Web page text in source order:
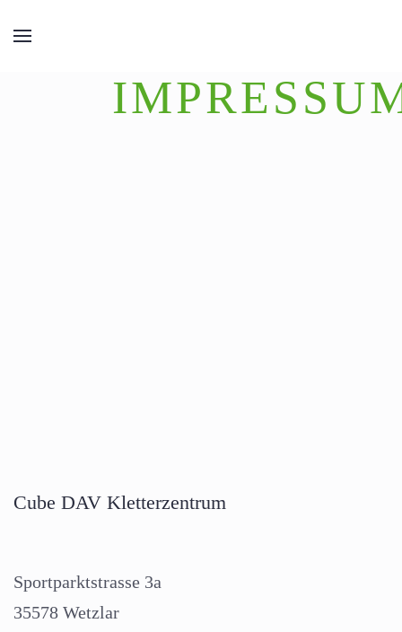
Cube DAV Kletterzentrum
Sportparktstrasse 3a
35578 Wetzlar